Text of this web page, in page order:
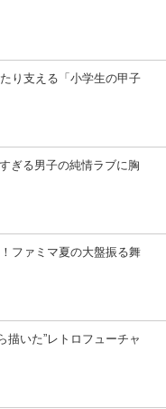
り支える「小学生の甲子
ぎる男子の純情ラブに胸
ファミマ夏の大盤振る舞
いた”レトロフューチャ